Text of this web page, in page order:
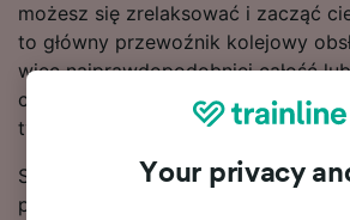
możesz się zrelaksować i zacząć
to główny przewoźnik kolejowy
więc najprawdopodobniej całość
część swojej podróży do stacji
tym pociągiem.
Skorzystaj z naszego narzędzia do
podróży u góry strony, aby
Your privacy